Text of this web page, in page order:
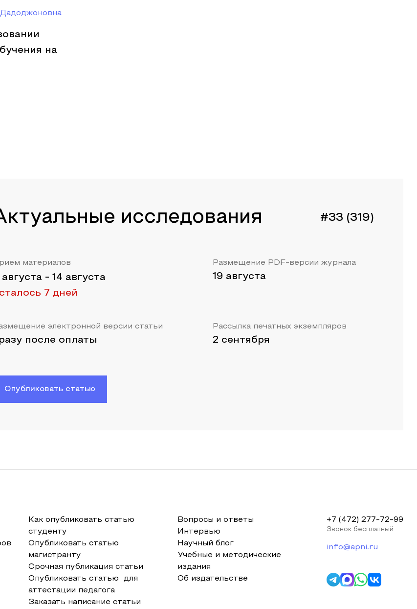
на
исследования #33 (319)
материалов
августа - 14 августа
7 дней
Размещение PDF-версии журнала
19 августа
электронной версии статьи
после оплаты
Рассылка печатных экземпляров
2 сентября
Опубликовать статью
Как опубликовать статью
студенту
Опубликовать статью
магистранту
Срочная публикация статьи
Опубликовать статью для
аттестации педагога
Заказать написание статьи
Вопросы и ответы
Интервью
Научный блог
Учебные и методические
издания
Об издательстве
+7 (472) 277-72-99
Звонок бесплатный
info@apni.ru